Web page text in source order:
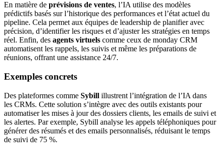
En matière de prévisions de ventes, l’IA utilise des modèles
prédictifs basés sur l’historique des performances et l’état actuel du
pipeline. Cela permet aux équipes de leadership de planifier avec
précision, d’identifier les risques et d’ajuster les stratégies en temps
réel. Enfin, des agents virtuels comme ceux de monday CRM
automatisent les rappels, les suivis et même les préparations de
réunions, offrant une assistance 24/7.
Exemples concrets
Des plateformes comme Sybill illustrent l’intégration de l’IA dans
les CRMs. Cette solution s’intègre avec des outils existants pour
automatiser les mises à jour des dossiers clients, les emails de suivi et
les alertes. Par exemple, Sybill analyse les appels téléphoniques pour
générer des résumés et des emails personnalisés, réduisant le temps
de suivi de 75 %.